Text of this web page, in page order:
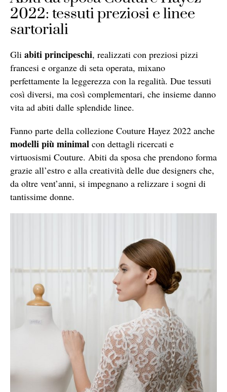
2022: tessuti preziosi e linee
sartoriali
Gli abiti principeschi, realizzati con preziosi pizzi
francesi e organze di seta operata, mixano
perfettamente la leggerezza con la regalità. Due tessuti
così diversi, ma così complementari, che insieme danno
vita ad abiti dalle splendide linee.
Fanno parte della collezione Couture Hayez 2022 anche
modelli più minimal con dettagli ricercati e
virtuosismi Couture. Abiti da sposa che prendono forma
grazie all’estro e alla creatività delle due designers che,
da oltre vent’anni, si impegnano a relizzare i sogni di
tantissime donne.